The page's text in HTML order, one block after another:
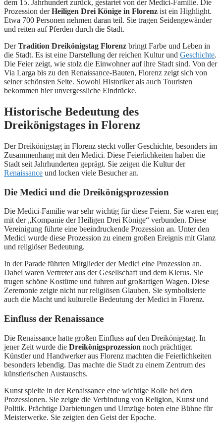
dem 15. Jahrhundert zurück, gestartet von der Medici-Familie. Die
Prozession derHeiligen Drei Könige in Florenz ist ein Highlight.
Etwa 700 Personen nehmen daran teil. Sie tragen Seidengewänder
und reiten auf Pferden durch die Stadt.
DerTradition Dreikönigstag Florenz bringt Farbe und Leben in
die Stadt. Es ist eine Darstellung der reichen Kultur und Geschichte.
Die Feier zeigt, wie stolz die Einwohner auf ihre Stadt sind. Von der
Via Larga bis zu den Renaissance-Bauten, Florenz zeigt sich von
seiner schönsten Seite. Sowohl Historiker als auch Touristen
bekommen hier unvergessliche Eindrücke.
Historische Bedeutung des
Dreikönigstages in Florenz
Der Dreikönigstag in Florenz steckt voller Geschichte, besonders im
Zusammenhang mit den Medici. Diese Feierlichkeiten haben die
Stadt seit Jahrhunderten geprägt. Sie zeigen die Kultur der
Renaissance und locken viele Besucher an.
Die Medici und die Dreikönigsprozession
Die Medici-Familie war sehr wichtig für diese Feiern. Sie waren eng
mit der „Kompanie der Heiligen Drei Könige“ verbunden. Diese
Vereinigung führte eine beeindruckende Prozession an. Unter den
Medici wurde diese Prozession zu einem großen Ereignis mit Glanz
und religiöser Bedeutung.
In der Parade führten Mitglieder der Medici eine Prozession an.
Dabei waren Vertreter aus der Gesellschaft und dem Klerus. Sie
trugen schöne Kostüme und fuhren auf großartigen Wagen. Diese
Zeremonie zeigte nicht nur religiösen Glauben. Sie symbolisierte
auch die Macht und kulturelle Bedeutung der Medici in Florenz.
Einfluss der Renaissance
Die Renaissance hatte großen Einfluss auf den Dreikönigstag. In
jener Zeit wurde die Dreikönigsprozession noch prächtiger.
Künstler und Handwerker aus Florenz machten die Feierlichkeiten
besonders lebendig. Das machte die Stadt zu einem Zentrum des
künstlerischen Austauschs.
Kunst spielte in der Renaissance eine wichtige Rolle bei den
Prozessionen. Sie zeigte die Verbindung von Religion, Kunst und
Politik. Prächtige Darbietungen und Umzüge boten eine Bühne für
Meisterwerke. Sie zeigten den Geist der Epoche.